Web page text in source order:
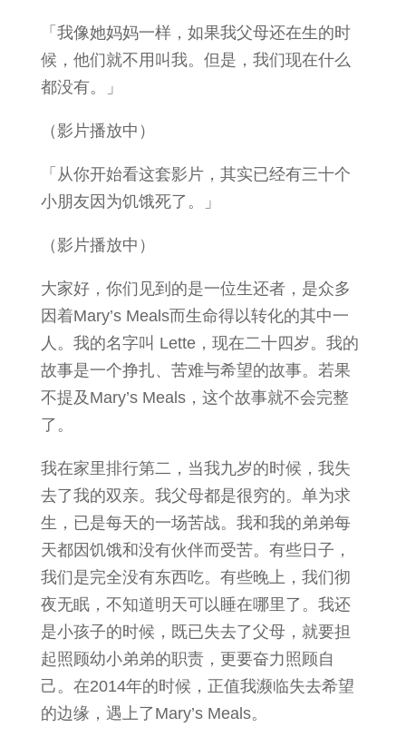
「我像她妈妈一样，如果我父母还在生的时
候，他们就不用叫我。但是，我们现在什么
都没有。」
（影片播放中）
「从你开始看这套影片，其实已经有三十个
小朋友因为饥饿死了。」
（影片播放中）
大家好，你们见到的是一位生还者，是众多
因着Mary’s Meals而生命得以转化的其中一
人。我的名字叫 Lette，现在二十四岁。我的
故事是一个挣扎、苦难与希望的故事。若果
不提及Mary’s Meals，这个故事就不会完整
了。
我在家里排行第二，当我九岁的时候，我失
去了我的双亲。我父母都是很穷的。单为求
生，已是每天的一场苦战。我和我的弟弟每
天都因饥饿和没有伙伴而受苦。有些日子，
我们是完全没有东西吃。有些晚上，我们彻
夜无眠，不知道明天可以睡在哪里了。我还
是小孩子的时候，既已失去了父母，就要担
起照顾幼小弟弟的职责，更要奋力照顾自
己。在2014年的时候，正值我濒临失去希望
的边缘，遇上了Mary’s Meals。